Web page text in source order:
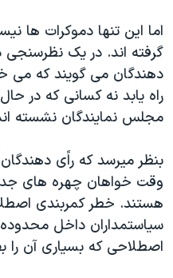
اما این تنها دموکرات ها
دهندگان می گویند که می
راه یابد نه کسانی که در
مجلس نمایندگان نشسته
بنظر میرسد که راًی
وقت خواهان چهره های
هستند. خطر کمربندی
سیاستمداران داخل
اصطلاحی که بسیاری آن را